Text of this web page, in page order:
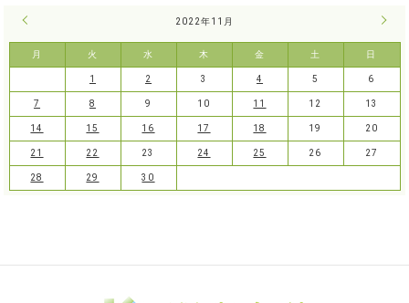
2022年11月
月 火 水 木 金 土 日
12
1 2 3 4 5 6
7 8 9 10 11 12 13
14 15 16 17 18 19 20
21 22 23 24 25 26 27
28 29 30